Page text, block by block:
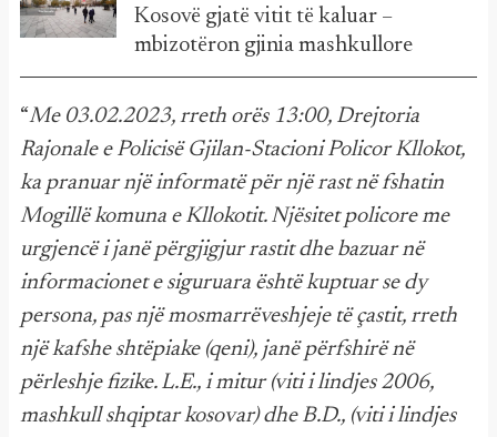
Kosovë gjatë vitit të kaluar –
mbizotëron gjinia mashkullore
“Me 03.02.2023, rreth orës 13:00, Drejtoria
Rajonale e Policisë Gjilan-Stacioni Policor Kllokot,
ka pranuar një informatë për një rast në fshatin
Mogillë komuna e Kllokotit. Njësitet policore me
urgjencë i janë përgjigjur rastit dhe bazuar në
informacionet e siguruara është kuptuar se dy
persona, pas një mosmarrëveshjeje të çastit, rreth
një kafshe shtëpiake (qeni), janë përfshirë në
përleshje fizike. L.E., i mitur (viti i lindjes 2006,
mashkull shqiptar kosovar) dhe B.D., (viti i lindjes